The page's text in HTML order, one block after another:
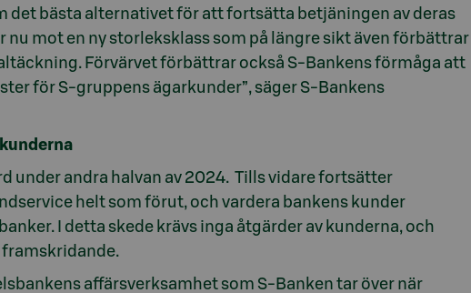
det bästa alternativet för att fortsätta betjäningen av deras
nu mot en ny storleksklass som på längre sikt även förbättrar
Förvärvet förbättrar också S-Bankens förmåga att
för S-gruppens ägarkunder”, säger S-Bankens
under andra halvan av 2024. Tills vidare fortsätter
helt som förut, och vardera bankens kunder
I detta skede krävs inga åtgärder av kunderna, och
affärsverksamhet som S-Banken tar över när